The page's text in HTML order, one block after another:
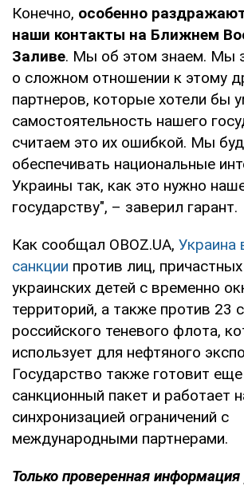
Конечно, особенно
наши контакты на Ближнем
Заливе. Мы об этом знаем. Мы
о сложном отношении к этому
партнеров, которые хотели бы
самостоятельность нашего
считаем это их ошибкой. Мы
обеспечивать национальные
Украины так, как это нужно
государству", – заверил гарант.
Как сообщал OBOZ.UA, Украина
санкции против лиц,
украинских детей с временно
территорий, а также против 23
российского теневого флота,
использует для нефтяного
Государство также готовит
санкционный пакет и работает
синхронизацией ограничений с
международными партнерами.
Только проверенная информация